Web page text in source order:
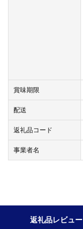
賞味期限
配送
返礼品コード
事業者名
返礼品レビュー